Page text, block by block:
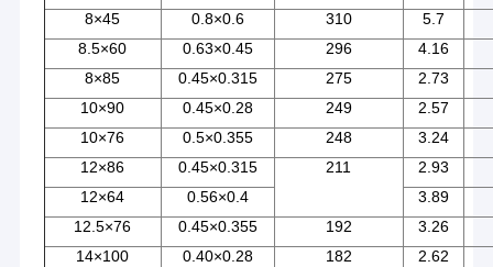
8×45
0.8×0.6 310
5.7
8.5×60
0.63×0.45 296
4.16
8×85
0.45×0.315 275
2.73
10×90
0.45×0.28 249
2.57
10×76
0.5×0.355 248
3.24
12×86
0.45×0.315 211
2.93
12×64
0.56×0.4
3.89
12.5×76
0.45×0.355 192
3.26
14×100
0.40×0.28 182
2.62